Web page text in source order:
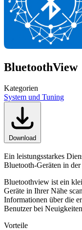
BluetoothView
Kategorien
System und Tuning
Download
Ein leistungsstarkes
Bluetooth-Geräten in der
Bluetoothview ist ein
Geräte in Ihrer Nähe
Informationen über die
Benutzer bei
Vorteile